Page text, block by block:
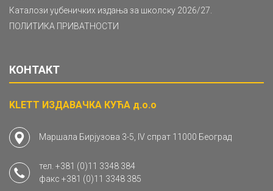
Каталози уџбеничких издања за школску 2026/27.
ПОЛИТИКА ПРИВАТНОСТИ
КОНТАКТ
KLETT ИЗДАВАЧКА КУЋА д.о.о
Маршала Бирјузова 3-5, IV спрат 11000 Београд
тел. +381 (0)11 3348 384
факс +381 (0)11 3348 385